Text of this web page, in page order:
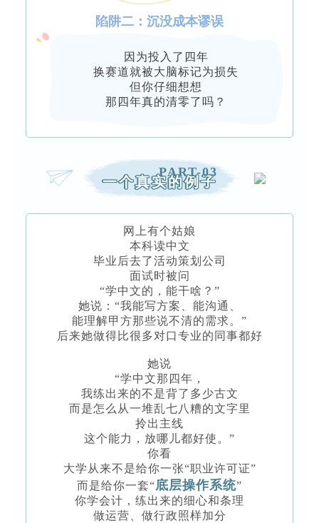
陷阱二：沉没成本谬误
因为投入了四年
换赛道就被大脑标记为损失
但你仔细想想
那四年真的清零了吗？
PART-03
一个真实的例子
网上有个姑娘
本科读中文
毕业后去了活动策划公司
面试时被问
“学中文的，能干啥？”
她说：“我能写方案、能沟通、
能理解甲方那些说不清的需求。”
后来她做得比很多对口专业的同事都好
她说
“学中文那四年，
我练出来的不是背了多少古文
而是怎么从一堆乱七八糟的文字里
拎出主线
这个能力，放哪儿都好使。”
你看
大学从来不是给你一张“职业许可证”
而是给你一套“底层操作系统”
你学会计，练出来的细心和条理
做运营、做行政照样加分